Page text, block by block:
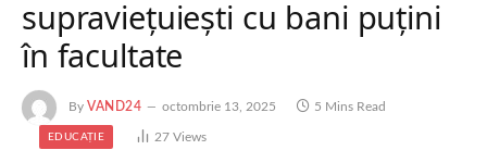
supraviețuiești cu bani puțini
în facultate
By VAND24 octombrie 13, 2025 5 Mins Read
EDUCAȚIE 27Views